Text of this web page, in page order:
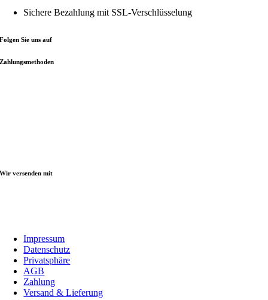
Sichere Bezahlung mit SSL-Verschlüsselung
Folgen Sie uns auf
Zahlungsmethoden
Wir versenden mit
Impressum
Datenschutz
Privatsphäre
AGB
Zahlung
Versand & Lieferung